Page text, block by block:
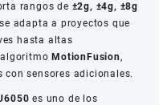
rangos de ±2g, ±4g, ±8g
adapta a proyectos que
hasta altas
algoritmoMotionFusion ,
sensores adicionales.
es uno de los